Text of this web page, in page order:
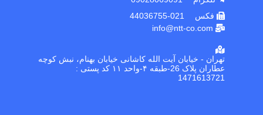
فکس 021-44036755
تهران - خیابان آیت الله کاشانی خیابان بهنام، نبش کوچه
عطاران پلاک 26-طبقه ۴-واحد ۱۱ کد پستی :
1471613721